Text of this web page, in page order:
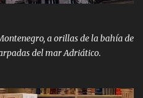
a orillas de la bahía de
del mar Adriático.